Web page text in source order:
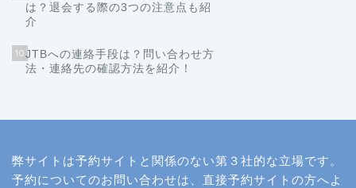
は？退会する際の3つの注意点も紹
介
10JTBへの連絡手段は？問い合わせ方
法・連絡先の確認方法を紹介！
弊サイトは予約サイトと関係のない第３社的な立場です。
予約についてのお問い合わせは、直接予約サイトの方へよ